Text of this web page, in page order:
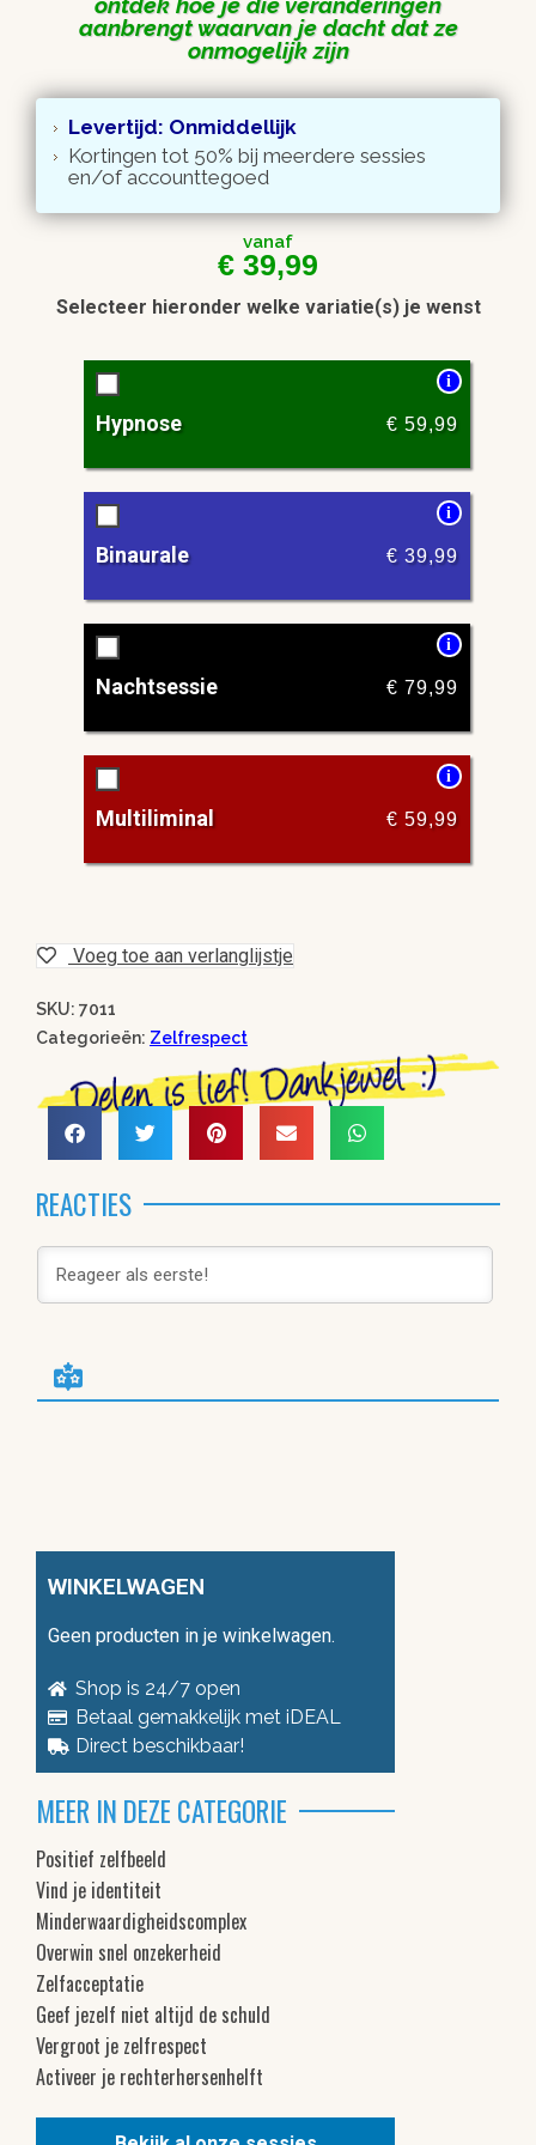
aanbrengt waarvan je dacht dat ze
onmogelijk zijn
Levertijd: Onmiddellijk
Kortingen tot 50% bij meerdere sessies
en/of accounttegoed
vanaf
€ 39,99
Selecteer hieronder welke variatie(s) je wenst
i
Hypnose € 59,99
i
Binaurale € 39,99
i
Nachtsessie € 79,99
i
Multiliminal € 59,99
Voeg toe aan verlanglijstje
SKU: 7011
Categorieën: Zelfrespect
REACTIES
WINKELWAGEN
Geen producten in je winkelwagen.
Shop is 24/7 open
Betaal gemakkelijk met iDEAL
Direct beschikbaar!
MEER IN DEZE CATEGORIE
Positief zelfbeeld
Vind je identiteit
Minderwaardigheidscomplex
Overwin snel onzekerheid
Zelfacceptatie
Geef jezelf niet altijd de schuld
Vergroot je zelfrespect
Activeer je rechterhersenhelft